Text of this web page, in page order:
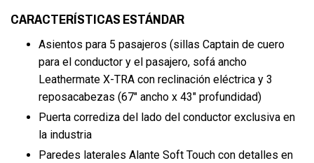
CARACTERÍSTICAS ESTÁNDAR
Asientos para 5 pasajeros (sillas Captain de cuero
para el conductor y el pasajero, sofá ancho
Leathermate X-TRA con reclinación eléctrica y 3
reposacabezas (67″ ancho x 43″ profundidad)
Puerta corrediza del lado del conductor exclusiva en
la industria
Paredes laterales Alante Soft Touch con detalles en